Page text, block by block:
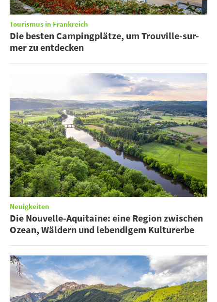
Tourismus in Frankreich
Die besten Campingplätze, um Trouville-sur-
mer zu entdecken
Neuigkeiten
Die Nouvelle-Aquitaine: eine Region zwischen
Ozean, Wäldern und lebendigem Kulturerbe